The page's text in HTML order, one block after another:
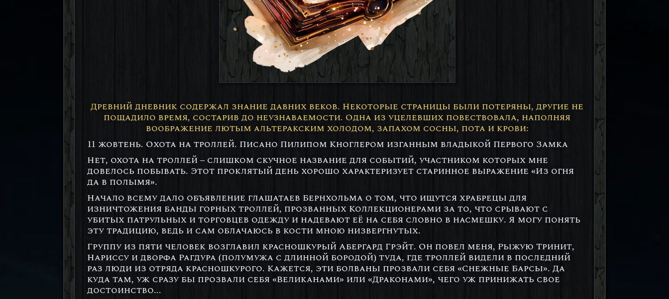
Древний дневник содержал знание давних веков. Некоторые страницы были потеряны, другие не
пощадило время, состарив до неузнаваемости. Одна из уцелевших повествовала, наполняя
воображение лютым альтеракским холодом, запахом сосны, пота и крови:
11 жовтень. Охота на троллей. Писано Пилипом Кноглером изганным владыкой Первого Замка
Нет, охота на троллей – слишком скучное название для событий, участником которых мне
довелось побывать. Этот проклятый день хорошо характеризует старинное выражение «Из огня
да в полымя».
Начало всему дало объявление глашатаев Бернхольма о том, что ищутся храбрецы для
изничтожения банды горных троллей, прозванных Коллекционерами за то, что срывают с
убитых патрульных и торговцев одежду и надевают её на себя словно в насмешку. Я могу понять
эту традицию, ведь и сам облачаюсь в кости мною низвергнутых.
Группу из пяти человек возглавил красношкурый Абергард Грэйт. Он повел меня, Рыжую Тринит,
Нариссу и дворфа Рагдура (полумужа с длинной бородой) туда, где троллей видели в последний
раз люди из отряда красношкурого. Кажется, эти болваны прозвали себя «Снежные Барсы». Да
куда там, уж сразу бы прозвали себя «Великанами» или «Драконами», чего уж принижать свое
достоинство...